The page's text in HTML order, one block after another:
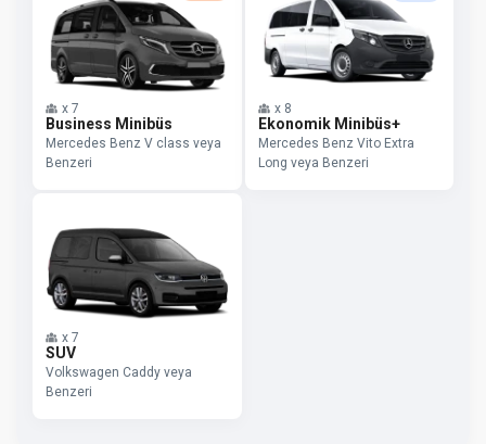
x 7
Business Minibüs
Mercedes Benz V class veya
Benzeri
x 8
Ekonomik Minibüs+
Mercedes Benz Vito Extra
Long veya Benzeri
x 7
SUV
Volkswagen Caddy veya
Benzeri